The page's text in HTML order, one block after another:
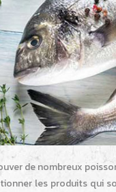
de nombreux
les produits qui